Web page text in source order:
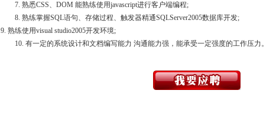
7. 熟悉CSS、DOM 能熟练使用javascript进行客户端编程;
8. 熟练掌握SQL语句、存储过程、触发器精通SQLServer2005数据库开发;
9. 熟练使用visual studio2005开发环境;
10. 有一定的系统设计和文档编写能力 沟通能力强，能承受一定强度的工作压力。